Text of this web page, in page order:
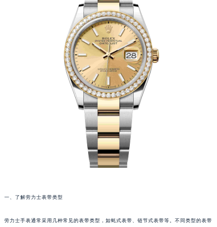
一、了解劳力士表带类型
劳力士手表通常采用几种常见的表带类型，如蚝式表带、链节式表带等。不同类型的表带